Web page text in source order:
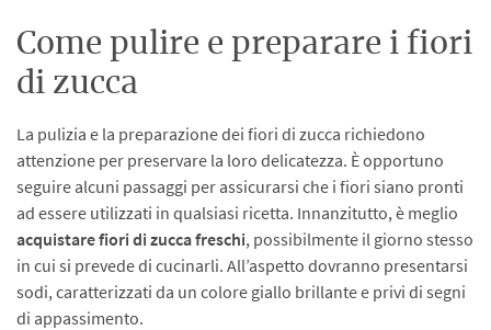
Come pulire e preparare i fiori
di zucca
La pulizia e la preparazione dei fiori di zucca richiedono
attenzione per preservare la loro delicatezza. È opportuno
seguire alcuni passaggi per assicurarsi che i fiori siano pronti
ad essere utilizzati in qualsiasi ricetta. Innanzitutto, è meglio
acquistare fiori di zucca freschi, possibilmente il giorno stesso
in cui si prevede di cucinarli. All’aspetto dovranno presentarsi
sodi, caratterizzati da un colore giallo brillante e privi di segni
di appassimento.